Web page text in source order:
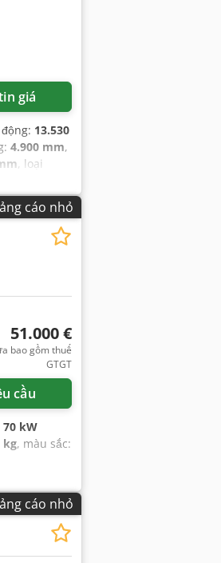
giá
13.530
4.900 mm,
, loại
cáo nhỏ
51.000 €
bao gồm thuế
GTGT
cầu
70 kW
kg, màu sắc:
cáo nhỏ